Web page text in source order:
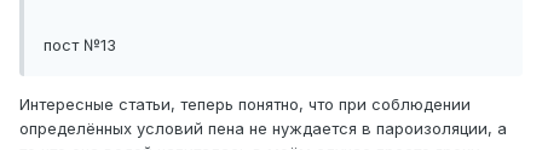
пост №13
Интересные статьи, теперь понятно, что при соблюдении
определённых условий пена не нуждается в пароизоляции, а